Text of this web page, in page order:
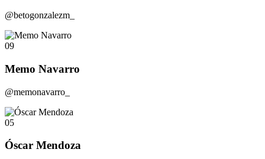
@betogonzalezm_
09
Memo Navarro
@memonavarro_
05
Óscar Mendoza